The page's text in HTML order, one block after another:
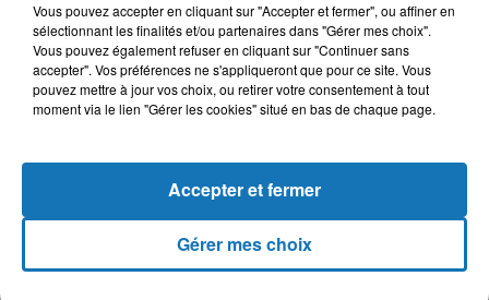
L'HOROSCOPE
Taureau
Vous pouvez accepter en cliquant sur "Accepter et fermer", ou affiner en
sélectionnant les finalités et/ou partenaires dans "Gérer mes choix".
Vous pouvez également refuser en cliquant sur "Continuer sans
accepter". Vos préférences ne s'appliqueront que pour ce site. Vous
pouvez mettre à jour vos choix, ou retirer votre consentement à tout
moment via le lien "Gérer les cookies" situé en bas de chaque page.
Gérer mes choix
Accepter et fermer